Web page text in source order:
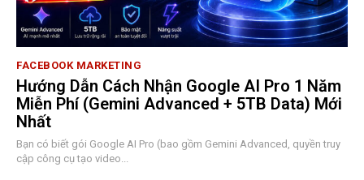
FACEBOOK MARKETING
Hướng Dẫn Cách Nhận Google AI Pro 1 Năm
Miễn Phí (Gemini Advanced + 5TB Data) Mới
Nhất
Bạn có biết gói Google AI Pro (bao gồm Gemini Advanced, quyền truy
cập công cụ tạo video...